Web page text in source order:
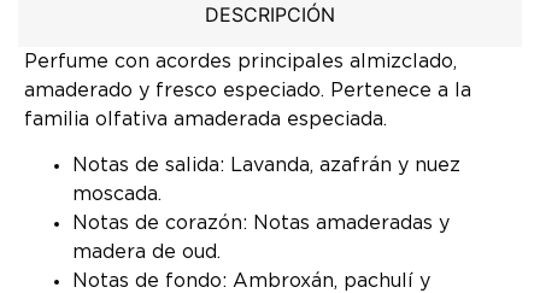
DESCRIPCIÓN
Perfume con acordes principales almizclado,
amaderado y fresco especiado. Pertenece a la
familia olfativa amaderada especiada.
Notas de salida: Lavanda, azafrán y nuez
moscada.
Notas de corazón: Notas amaderadas y
madera de oud.
Notas de fondo: Ambroxán, pachulí y